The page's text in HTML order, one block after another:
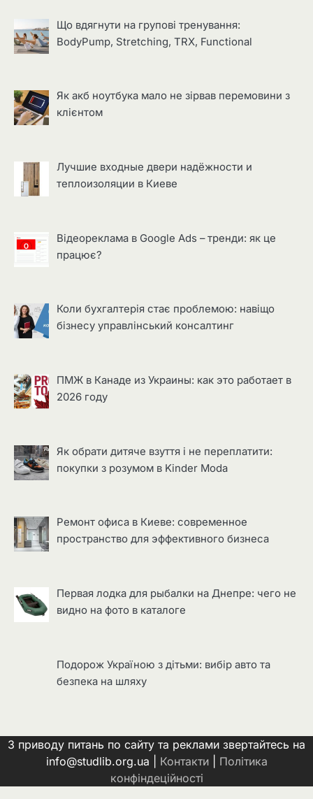
Що вдягнути на групові тренування:
BodyPump, Stretching, TRX, Functional
Як акб ноутбука мало не зірвав перемовини з
клієнтом
Лучшие входные двери надёжности и
теплоизоляции в Киеве
Відеореклама в Google Ads – тренди: як це
працює?
Коли бухгалтерія стає проблемою: навіщо
бізнесу управлінський консалтинг
ПМЖ в Канаде из Украины: как это работает в
2026 году
Як обрати дитяче взуття і не переплатити:
покупки з розумом в Kinder Moda
Ремонт офиса в Киеве: современное
пространство для эффективного бизнеса
Первая лодка для рыбалки на Днепре: чего не
видно на фото в каталоге
Подорож Україною з дітьми: вибір авто та
безпека на шляху
З приводу питань по сайту та реклами звертайтесь на
info@studlib.org.ua | Контакти| Політика
конфіндеційності